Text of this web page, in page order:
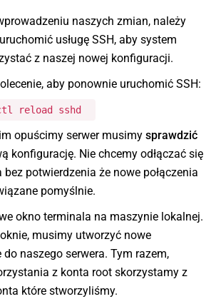
naszych zmian, należy
usługę SSH, aby system
z naszej nowej konfiguracji.
aby ponownie uruchomić SSH:
reload sshd
opuścimy serwer musimy sprawdzić
konfigurację. Nie chcemy odłączać się
bez potwierdzenia że nowe połączenia
pomyślnie.
okno terminala na maszynie lokalnej.
oknie, musimy utworzyć nowe
do naszego serwera. Tym razem,
z konta root skorzystamy z
które stworzyliśmy.